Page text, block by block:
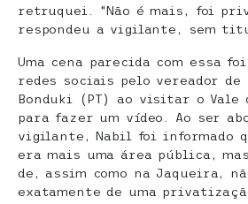
retruquei. “Não é mais, foi
respondeu a vigilante, sem
Uma cena parecida com essa
redes sociais pelo vereador de
Bonduki (PT) ao visitar o Vale
para fazer um vídeo. Ao ser
vigilante, Nabil foi informado
era mais uma área pública,
de, assim como na Jaqueira,
exatamente de uma